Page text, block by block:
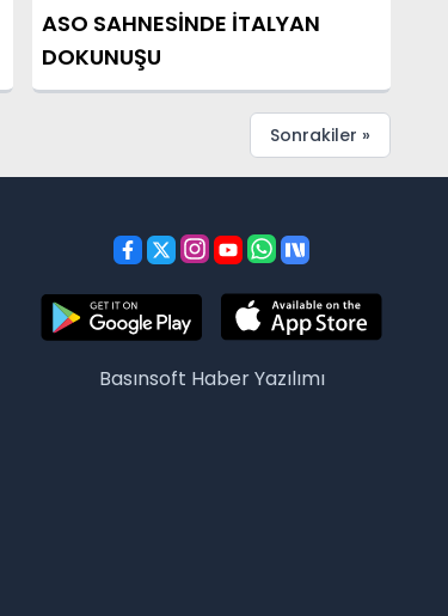
ASO SAHNESİNDE İTALYAN
DOKUNUŞU
Sonrakiler »
Basınsoft Haber Yazılımı